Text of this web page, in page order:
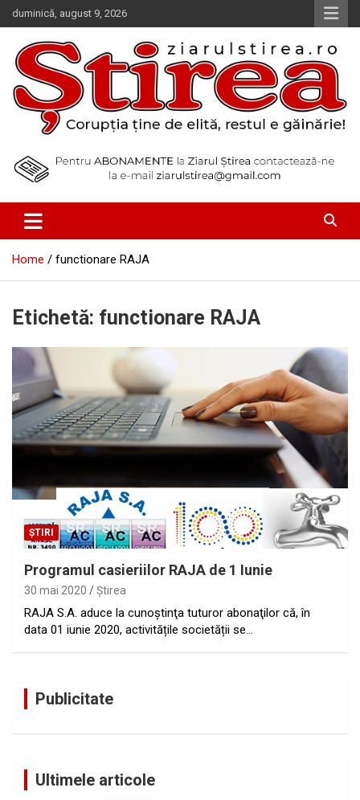
Skip
to
content
duminică, august 9, 2026
Ziarul Știrea
Home functionare RAJA
Etichetă: functionare RAJA
ȘTIRI
Programul casieriilor RAJA de 1 Iunie
30 mai 2020 Ştirea
RAJA S.A. aduce la cunoştinţa tuturor abonaţilor că, în
data 01 iunie 2020, activitățile societății se…
Publicitate
Ultimele articole